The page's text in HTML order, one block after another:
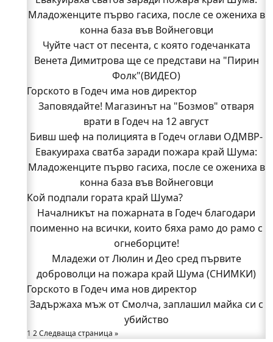
Младоженците първо гасиха, после се ожениха в
конна база във Войнеговци
Чуйте част от песента, с която годечанката
Венета Димитрова ще се представи на "Пирин
Фолк"(ВИДЕО)
Горското в Годеч има нов директор
Заповядайте! Магазинът на "Бозмов" отваря
врати в Годеч на 12 август
Бивш шеф на полицията в Годеч оглави ОДМВР-
Видин
Кой подпали гората край Шума?
Младежи от Люлин и Део сред първите
доброволци на пожара край Шума (СНИМКИ)
Началникът на пожарната в Годеч благодари
поименно на всички, които бяха рамо до рамо с
огнеборците!
150 декара гори, треви и храсти изгоряха край
Годеч, десетки доброволци се хвърлиха в
битката с огъня (СНИМКИ/ВИДЕО)
Полицията влиза в селата
Възможни са прекъсвания на тока утре в части
от община Годеч
Евакуираха сватба заради пожара край Шума:
Младоженците първо гасиха, после се ожениха в
конна база във Войнеговци
Кой подпали гората край Шума?
Началникът на пожарната в Годеч благодари
поименно на всички, които бяха рамо до рамо с
огнеборците!
Младежи от Люлин и Део сред първите
доброволци на пожара край Шума (СНИМКИ)
Горското в Годеч има нов директор
Задържаха мъж от Смолча, заплашил майка си с
убийство
1 2Следваща страница »